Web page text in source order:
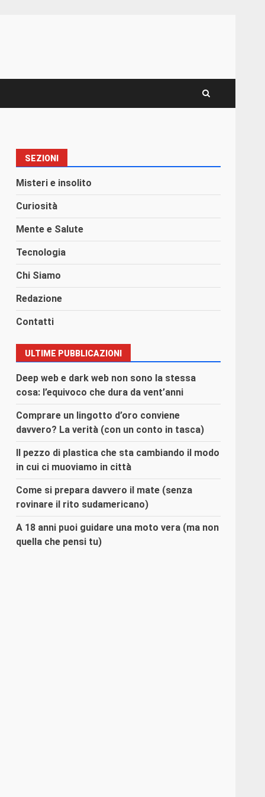
SEZIONI
Misteri e insolito
Curiosità
Mente e Salute
Tecnologia
Chi Siamo
Redazione
Contatti
ULTIME PUBBLICAZIONI
Deep web e dark web non sono la stessa
cosa: l’equivoco che dura da vent’anni
Comprare un lingotto d’oro conviene
davvero? La verità (con un conto in tasca)
Il pezzo di plastica che sta cambiando il modo
in cui ci muoviamo in città
Come si prepara davvero il mate (senza
rovinare il rito sudamericano)
A 18 anni puoi guidare una moto vera (ma non
quella che pensi tu)